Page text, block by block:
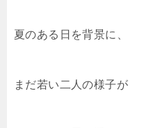
夏のある日を背景に、
まだ若い二人の様子が